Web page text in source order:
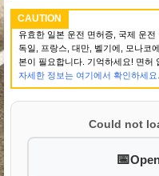
CAUTION
유효한 일본 운전 면허증, 국제 운전
독일, 프랑스, 대만, 벨기에, 모나코
본이 필요합니다. 기억하세요! 면허
자세한 정보는 여기에서 확인하세요.
Could not